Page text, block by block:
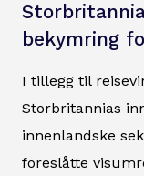
bekymring
I tillegg til
Storbritannias
innenlandske
foreslåtte